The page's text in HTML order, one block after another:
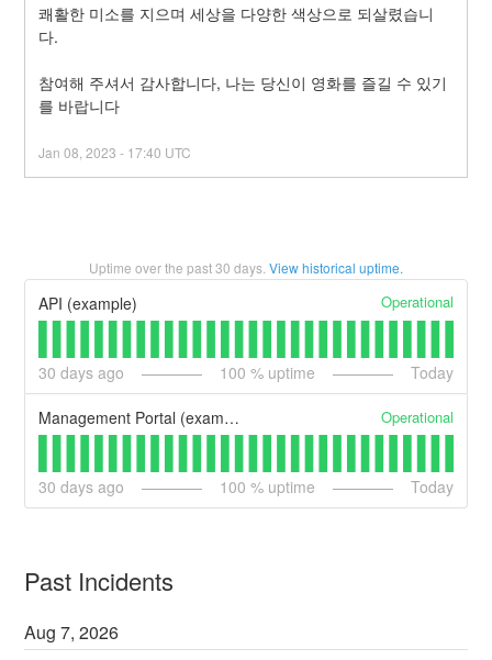
쾌활한 미소를 지으며 세상을 다양한 색상으로 되살렸습니
다.
참여해 주셔서 감사합니다, 나는 당신이 영화를 즐길 수 있기
를 바랍니다
Jan08 ,2023 - 17:40 UTC
Uptime over the past30 days. View historical uptime.
API (example) Operational
30 days ago 100 % uptime Today
Management Portal (example) Operational
30 days ago 100 % uptime Today
Past Incidents
Aug7,2026